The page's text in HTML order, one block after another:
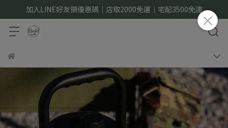
加入LINE好友領優惠碼｜店取2000免運｜宅配3500免運